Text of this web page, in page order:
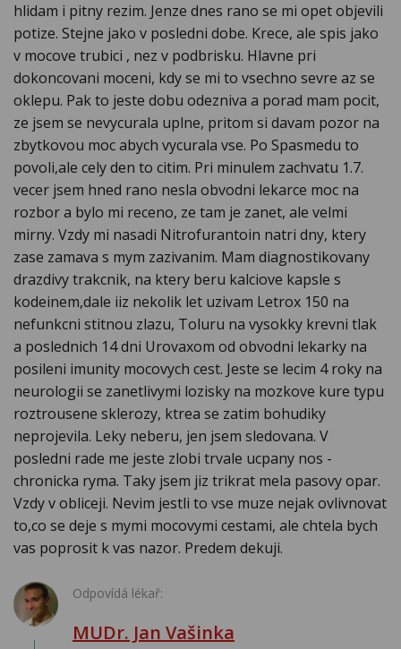
hlidam i pitny rezim. Jenze dnes rano se mi opet objevili
potize. Stejne jako v posledni dobe. Krece, ale spis jako
v mocove trubici , nez v podbrisku. Hlavne pri
dokoncovani moceni, kdy se mi to vsechno sevre az se
oklepu. Pak to jeste dobu odezniva a porad mam pocit,
ze jsem se nevycurala uplne, pritom si davam pozor na
zbytkovou moc abych vycurala vse. Po Spasmedu to
povoli,ale cely den to citim. Pri minulem zachvatu 1.7.
vecer jsem hned rano nesla obvodni lekarce moc na
rozbor a bylo mi receno, ze tam je zanet, ale velmi
mirny. Vzdy mi nasadi Nitrofurantoin natri dny, ktery
zase zamava s mym zazivanim. Mam diagnostikovany
drazdivy trakcnik, na ktery beru kalciove kapsle s
kodeinem,dale iiz nekolik let uzivam Letrox 150 na
nefunkcni stitnou zlazu, Toluru na vysokky krevni tlak
a poslednich 14 dni Urovaxom od obvodni lekarky na
posileni imunity mocovych cest. Jeste se lecim 4 roky na
neurologii se zanetlivymi lozisky na mozkove kure typu
roztrousene sklerozy, ktrea se zatim bohudiky
neprojevila. Leky neberu, jen jsem sledovana. V
posledni rade me jeste zlobi trvale ucpany nos -
chronicka ryma. Taky jsem jiz trikrat mela pasovy opar.
Vzdy v obliceji. Nevim jestli to vse muze nejak ovlivnovat
to,co se deje s mymi mocovymi cestami, ale chtela bych
vas poprosit k vas nazor. Predem dekuji.
Odpovídá lékař:
MUDr. Jan Vašinka